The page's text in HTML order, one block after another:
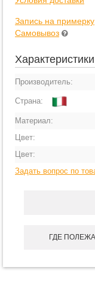
Запись на примерку
Самовывоз
Производитель:
Страна:
Материал:
Цвет:
Цвет:
Задать вопрос по
ГДЕ